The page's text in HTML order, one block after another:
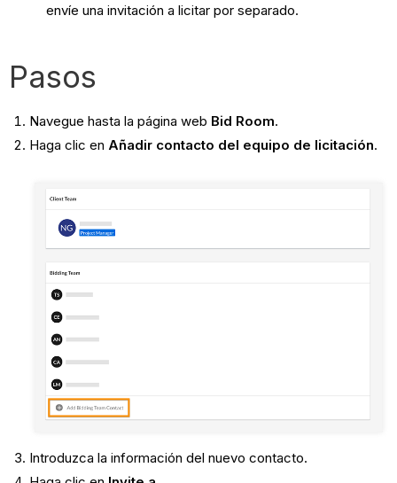
envíe una invitación a licitar por separado.
Pasos
Navegue hasta la página web Bid Room.
Haga clic en Añadir contacto del equipo de licitación.
Introduzca la información del nuevo contacto.